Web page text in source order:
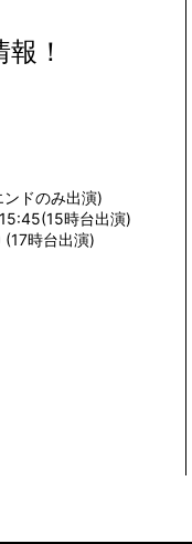
！
ドのみ出演)
時台出演)
時台出演)